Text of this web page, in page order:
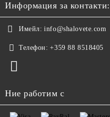
Информация за контакти:
Имейл: info@shalovete.com
Телефон: +359 88 8518405
Ние работим с